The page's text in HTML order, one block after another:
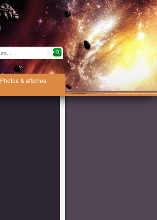
Photos & affiches